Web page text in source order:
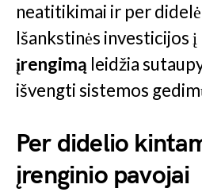
neatitikimai ir per
Išankstinės investicijos į
įrengimą leidžia
išvengti sistemos
Per didelio
įrenginio pavojai